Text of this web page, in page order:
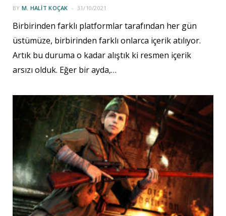
BY M. HALIT KOÇAK 31/10/2021
Birbirinden farklı platformlar tarafından her gün
üstümüze, birbirinden farklı onlarca içerik atılıyor.
Artık bu duruma o kadar alıştık ki resmen içerik
arsızı olduk. Eğer bir ayda,…